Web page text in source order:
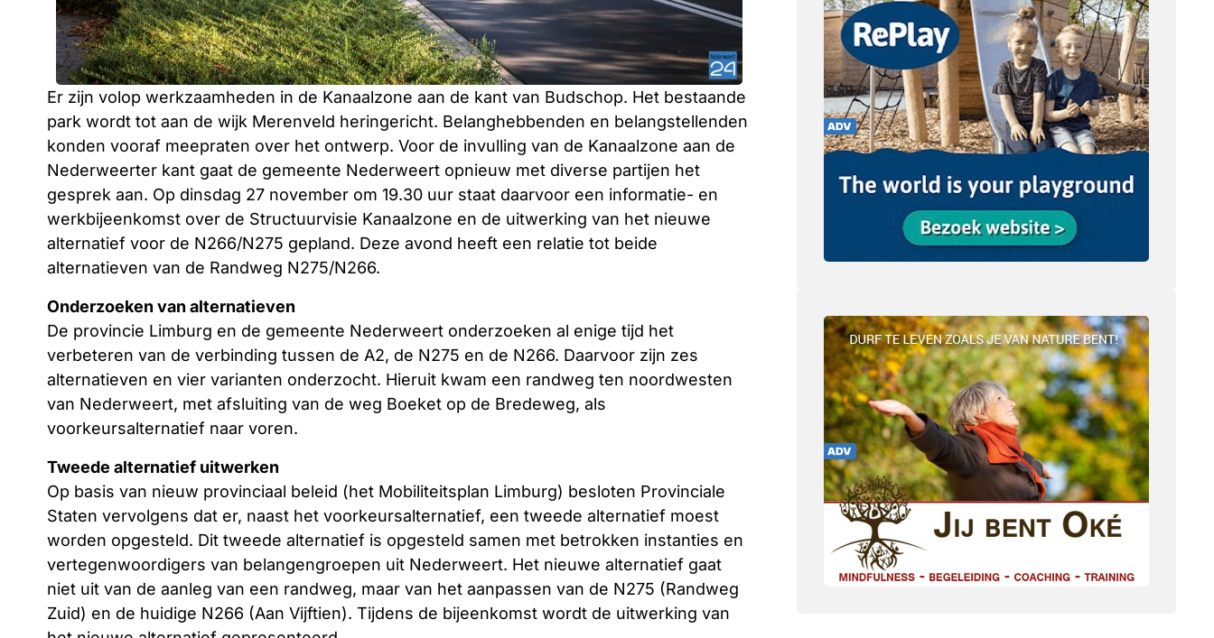
Er zijn volop werkzaamheden in de Kanaalzone aan de kant van Budschop. Het bestaande
park wordt tot aan de wijk Merenveld heringericht. Belanghebbenden en belangstellenden
konden vooraf meepraten over het ontwerp. Voor de invulling van de Kanaalzone aan de
Nederweerter kant gaat de gemeente Nederweert opnieuw met diverse partijen het
gesprek aan. Op dinsdag 27 november om 19.30 uur staat daarvoor een informatie- en
werkbijeenkomst over de Structuurvisie Kanaalzone en de uitwerking van het nieuwe
alternatief voor de N266/N275 gepland. Deze avond heeft een relatie tot beide
alternatieven van de Randweg N275/N266.
Onderzoeken van alternatieven
De provincie Limburg en de gemeente Nederweert onderzoeken al enige tijd het
verbeteren van de verbinding tussen de A2, de N275 en de N266. Daarvoor zijn zes
alternatieven en vier varianten onderzocht. Hieruit kwam een randweg ten noordwesten
van Nederweert, met afsluiting van de weg Boeket op de Bredeweg, als
voorkeursalternatief naar voren.
Tweede alternatief uitwerken
Op basis van nieuw provinciaal beleid (het Mobiliteitsplan Limburg) besloten Provinciale
Staten vervolgens dat er, naast het voorkeursalternatief, een tweede alternatief moest
worden opgesteld. Dit tweede alternatief is opgesteld samen met betrokken instanties en
vertegenwoordigers van belangengroepen uit Nederweert. Het nieuwe alternatief gaat
niet uit van de aanleg van een randweg, maar van het aanpassen van de N275 (Randweg
Zuid) en de huidige N266 (Aan Vijftien). Tijdens de bijeenkomst wordt de uitwerking van